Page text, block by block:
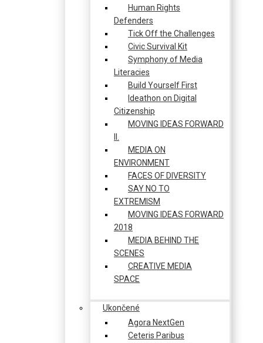
Human Rights
Defenders
Tick Off the Challenges
Civic Survival Kit
Symphony of Media
Literacies
Build Yourself First
Ideathon on Digital
Citizenship
MOVING IDEAS FORWARD
MEDIA ON
ENVIRONMENT
FACES OF DIVERSITY
SAY NO TO
EXTREMISM
MOVING IDEAS FORWARD
2018
MEDIA BEHIND THE
SCENES
CREATIVE MEDIA
SPACE
Ukončené
Agora NextGen
Ceteris Paribus